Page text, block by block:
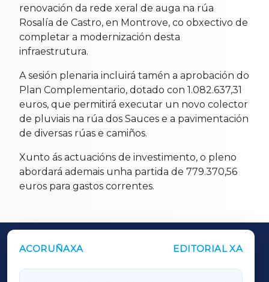
renovación da rede xeral de auga na rúa
Rosalía de Castro, en Montrove, co obxectivo de
completar a modernización desta
infraestrutura.
A sesión plenaria incluirá tamén a aprobación do
Plan Complementario, dotado con 1.082.637,31
euros, que permitirá executar un novo colector
de pluviais na rúa dos Sauces e a pavimentación
de diversas rúas e camiños.
Xunto ás actuacións de investimento, o pleno
abordará ademais unha partida de 779.370,56
euros para gastos correntes.
ACORUÑAXA EDITORIAL XA
OUTROS PERIÓDICOS